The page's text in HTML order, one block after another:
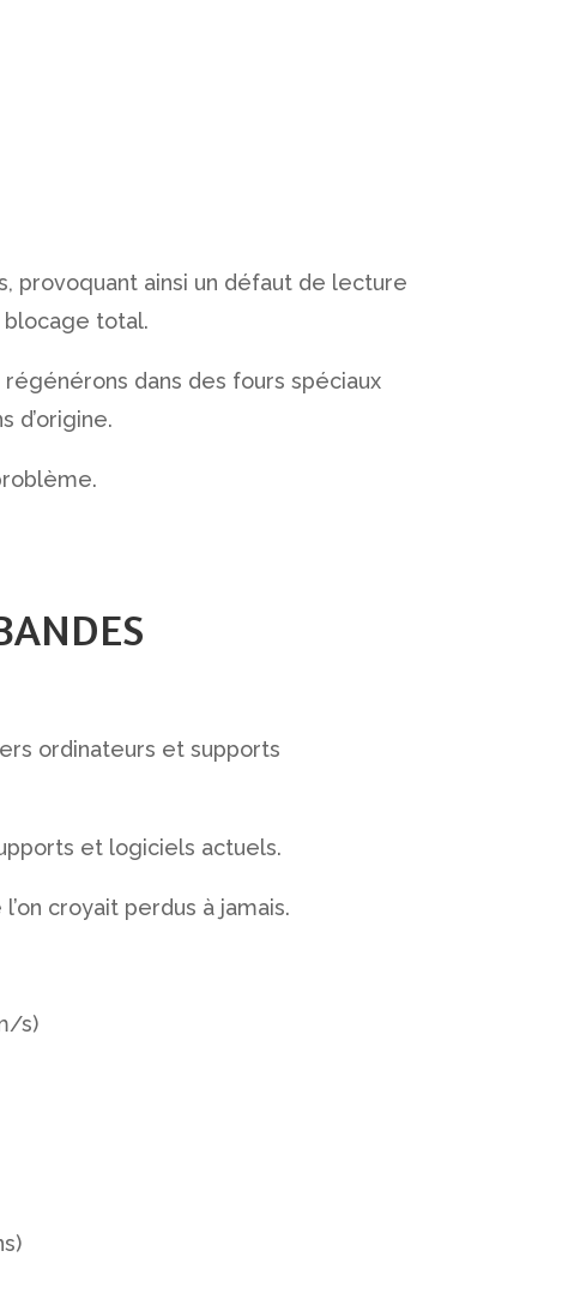
provoquant ainsi un défaut de lecture
blocage total.
dans des fours spéciaux
d’origine.
ordinateurs et supports
et logiciels actuels.
croyait perdus à jamais.
s)